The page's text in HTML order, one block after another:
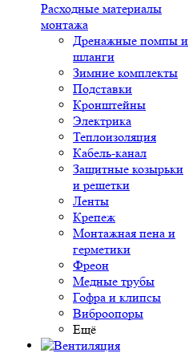
Расходные материалы
монтажа
Дренажные помпы и
шланги
Зимние комплекты
Подставки
Кронштейны
Электрика
Теплоизоляция
Кабель-канал
Защитные козырьки
и решетки
Ленты
Крепеж
Монтажная пена и
герметики
Фреон
Медные трубы
Гофра и клипсы
Виброопоры
Ещё